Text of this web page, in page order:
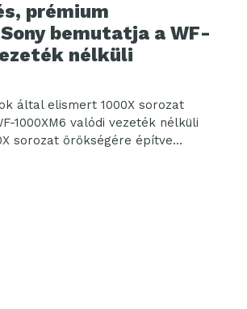
prémium
bemutatja a WF-
nélküli
által elismert 1000X sorozat
1000XM6 valódi vezeték nélküli
sorozat örökségére építve...